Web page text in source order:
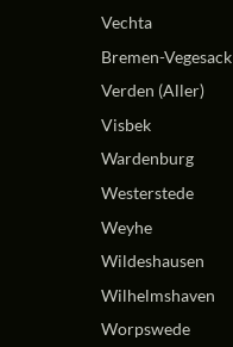
Vechta
Bremen-Vegesack
Verden (Aller)
Visbek
Wardenburg
Westerstede
Weyhe
Wildeshausen
Wilhelmshaven
Worpswede